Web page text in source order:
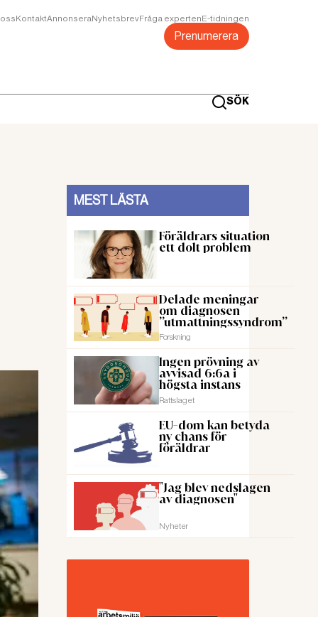
KontaktAnnonseraNyhetsbrevFråga expertenE-tidningen
Prenumerera
SÖK
MEST LÄSTA
Föräldrars situation
ett dolt problem
Delade meningar
om diagnosen
”utmattningssyndrom”
Forskning
Ingen prövning av
avvisad 6:6a i
högsta instans
Rattslaget
EU-dom kan betyda
ny chans för
föräldrar
"Jag blev nedslagen
av diagnosen"
Nyheter